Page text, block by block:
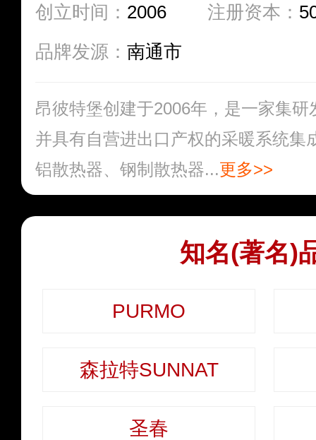
创立时间： 2006 注册资本：
品牌发源： 南通市
昂彼特堡创建于2006年，是一家集
并具有自营进出口产权的采暖系统集
铝散热器、钢制散热器...更多>>
知名(著名)
PURMO
森拉特SUNNAT
圣春